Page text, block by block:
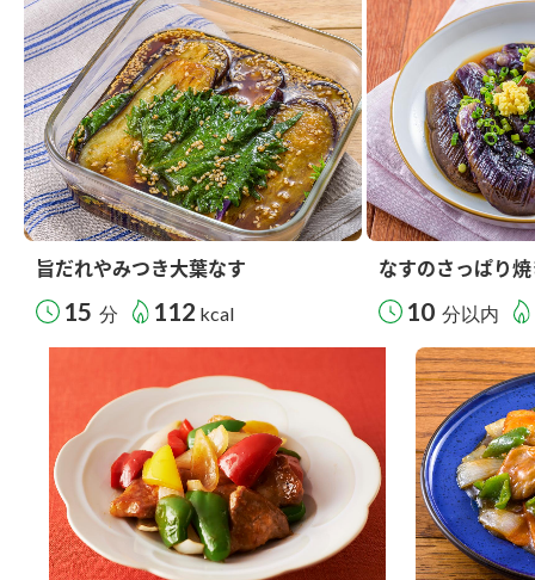
旨だれやみつき大葉なす
15 分 112 kcal
なすのさっぱり
10 分以内